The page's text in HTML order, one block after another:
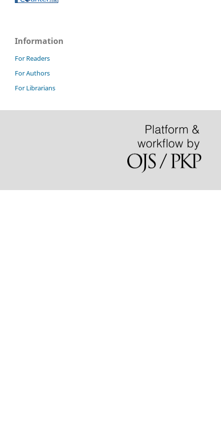
Information
For Readers
For Authors
For Librarians